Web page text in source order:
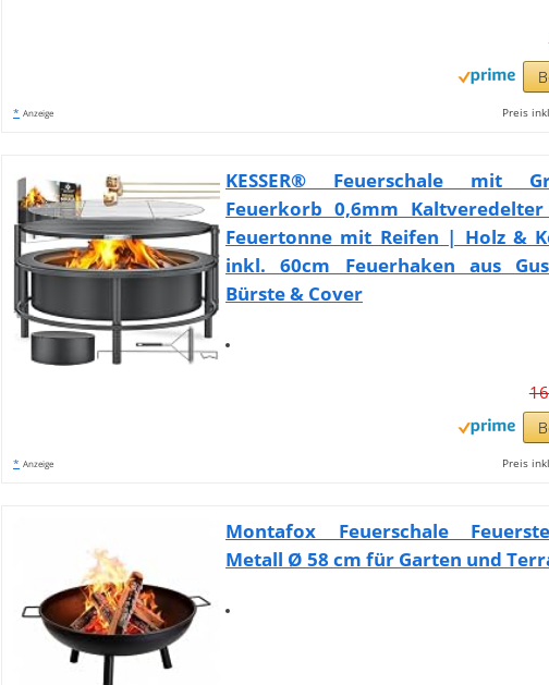
* Anzeige Preis
KESSER® Feuerschale mit
Feuerkorb 0,6mm
Feuertonne mit Reifen | Holz &
inkl. 60cm Feuerhaken aus
Bürste & Cover
* Anzeige Preis
Montafox Feuerschale
Metall Ø 58 cm für Garten und